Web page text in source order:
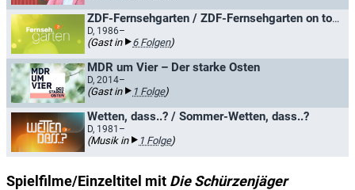
ZDF-Fernsehgarten / ZDF-Fernsehgarten on tour
D, 1986–
(Gast in 6 Folgen)
MDR um Vier – Der starke Osten
D, 2014–
(Gast in 1 Folge)
Wetten, dass..? / Sommer-Wetten, dass..?
D, 1981–
(Musik in 1 Folge)
Spielfilme/Einzeltitel mit Die Schürzenjäger